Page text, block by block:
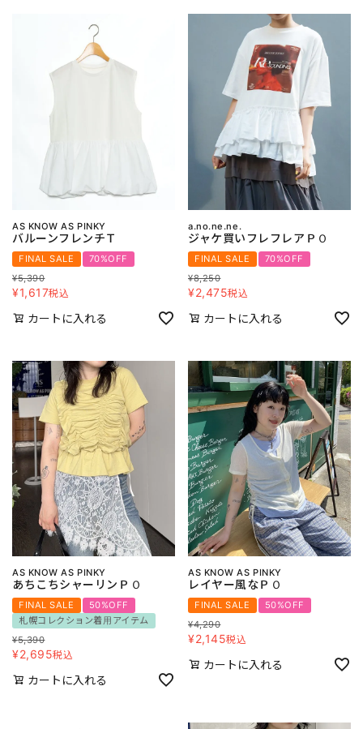
AS KNOW AS PINKY
バルーンフレンチＴ
FINAL SALE
70%OFF
¥5,390
¥1,617税込
カートに入れる
a.no.ne.ne.
ジャケ買いフレフレアＰＯ
FINAL SALE
70%OFF
¥8,250
¥2,475税込
カートに入れる
AS KNOW AS PINKY
あちこちシャーリンＰＯ
FINAL SALE
50%OFF
札幌コレクション着用アイテム
¥5,390
¥2,695税込
カートに入れる
AS KNOW AS PINKY
レイヤー風なＰＯ
FINAL SALE
50%OFF
¥4,290
¥2,145税込
カートに入れる